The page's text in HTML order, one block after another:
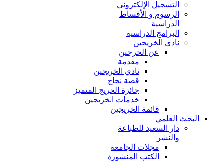
التسجيل الإلكتروني
الرسوم و الأقساط
الدراسية
البرامج الدراسية
نادي الخريجين
عن الخرجين
مقدمة
نادي الخريجين
قصة نجاح
جائزة الخريج المتميز
خدمات الخريجين
قائمة الخريجين
البحث العلمي
دار السعيد للطباعة
والنشر
مجلات الجامعة
الكتب المنشورة